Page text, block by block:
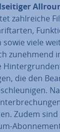
zahl­rei­che
viele
zunehmend
die den
Zudem